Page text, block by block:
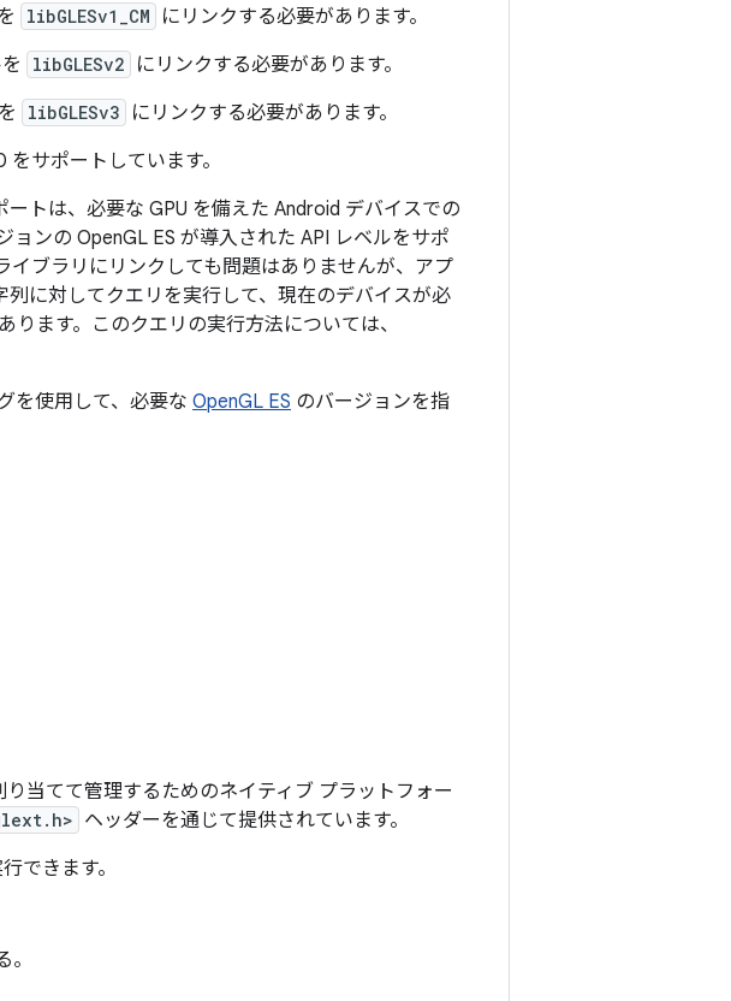
libGLESv1_CM
にリンクする必要があります。
libGLESv2
にリンクする必要があります。
libGLESv3
にリンクする必要があります。
サポートしています。
トは、必要な GPU を備えた Android デバイスでの
ンの OpenGL ES が導入された API レベルをサポ
ブラリにリンクしても問題はありませんが、アプ
に対してクエリを実行して、現在のデバイスが必
ます。このクエリの実行方法については、
を使用して、必要な OpenGL ES のバージョンを指
当てて管理するためのネイティブ プラットフォー
ヘッダーを通じて提供されています。
できます。